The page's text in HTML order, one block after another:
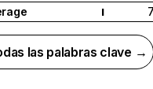
I
las palabras clave →